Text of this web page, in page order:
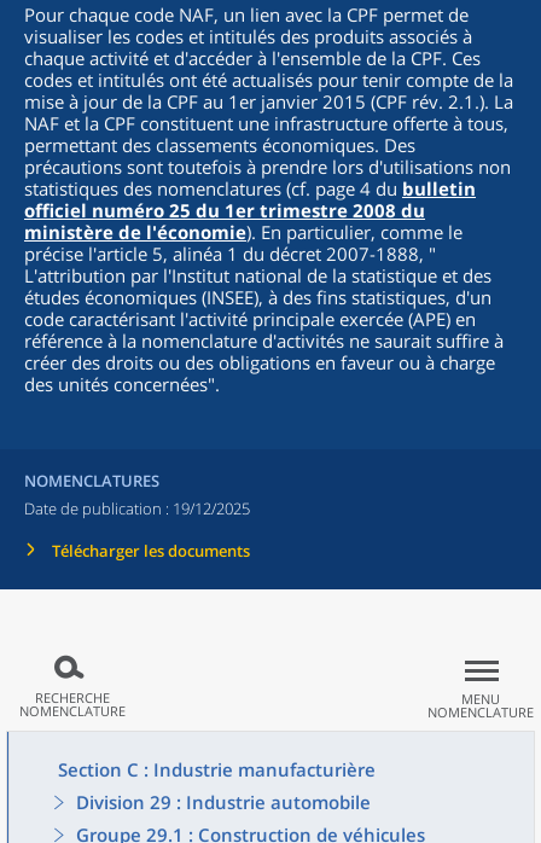
Pour chaque code NAF, un lien avec la CPF permet de
visualiser les codes et intitulés des produits associés à
chaque activité et d'accéder à l'ensemble de la CPF. Ces
codes et intitulés ont été actualisés pour tenir compte de la
mise à jour de la CPF au 1er janvier 2015 (CPF rév. 2.1.). La
NAF et la CPF constituent une infrastructure offerte à tous,
permettant des classements économiques. Des
précautions sont toutefois à prendre lors d'utilisations non
statistiques des nomenclatures (cf. page 4 du bulletin
officiel numéro 25 du 1er trimestre 2008 du
ministère de l'économie). En particulier, comme le
précise l'article 5, alinéa 1 du décret 2007-1888, "
L'attribution par l'Institut national de la statistique et des
études économiques (INSEE), à des fins statistiques, d'un
code caractérisant l'activité principale exercée (APE) en
référence à la nomenclature d'activités ne saurait suffire à
créer des droits ou des obligations en faveur ou à charge
des unités concernées".
NOMENCLATURES
Date de publication : 19/12/2025
Télécharger les documents
RECHERCHE
NOMENCLATURE
MENU
NOMENCLATURE
Section C : Industrie manufacturière
Division 29 : Industrie automobile
Groupe 29.1 : Construction de véhicules